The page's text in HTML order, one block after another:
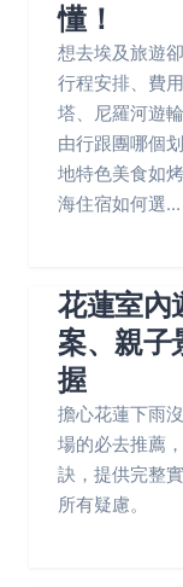
懂！
想去埃及旅遊
行程安排、費
塔、尼羅河遊
由行跟團哪個
地特色美食如
海住宿如何選...
花蓮室內
案、親子
握
擔心花蓮下雨
場的必去推薦
訣，提供完整
所有疑慮。